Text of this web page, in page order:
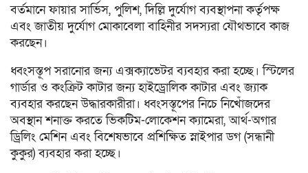
বর্তমানে ফায়ার সার্ভিস, পুলিশ, দিল্লি দুর্যোগ ব্যবস্থাপনা কর্তৃপক্ষ
এবং জাতীয় দুর্যোগ মোকাবেলা বাহিনীর সদস্যরা যৌথভাবে কাজ
করছেন।
ধ্বংসস্তূপ সরানোর জন্য এক্সক্যাভেটর ব্যবহার করা হচ্ছে। স্টিলের
গার্ডার ও কংক্রিট কাটার জন্য হাইড্রোলিক কাটার এবং জ্যাক
ব্যবহার করছেন উদ্ধারকারীরা। ধ্বংসস্তূপের নিচে নিখোঁজদের
অবস্থান শনাক্ত করতে ভিকটিম-লোকেশন ক্যামেরা, আর্থ-অগার
ড্রিলিং মেশিন এবং বিশেষভাবে প্রশিক্ষিত স্নাইপার ডগ (সন্ধানী
কুকুর) ব্যবহার করা হচ্ছে।